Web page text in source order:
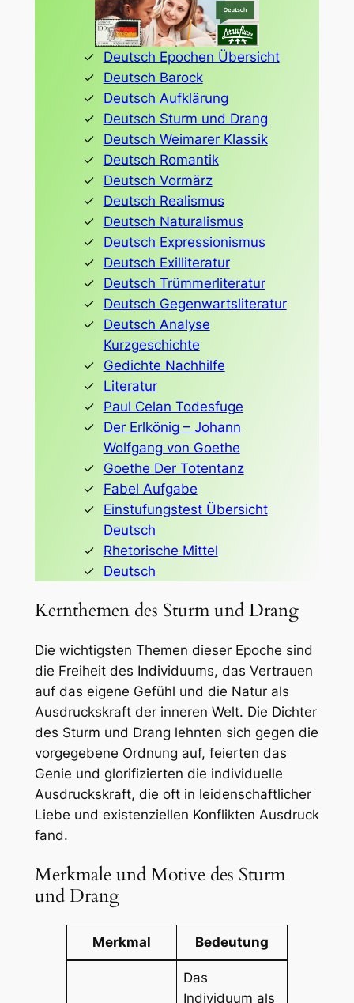
Deutsch Epochen Übersicht
Deutsch Barock
Deutsch Aufklärung
Deutsch Sturm und Drang
Deutsch Weimarer Klassik
Deutsch Romantik
Deutsch Vormärz
Deutsch Realismus
Deutsch Naturalismus
Deutsch Expressionismus
Deutsch Exilliteratur
Deutsch Trümmerliteratur
Deutsch Gegenwartsliteratur
Deutsch Analyse
Kurzgeschichte
Gedichte Nachhilfe
Literatur
Paul Celan Todesfuge
Der Erlkönig – Johann
Wolfgang von Goethe
Goethe Der Totentanz
Fabel Aufgabe
Einstufungstest Übersicht
Deutsch
Rhetorische Mittel
Deutsch
Kernthemen des Sturm und Drang
Die wichtigsten Themen dieser Epoche sind
die Freiheit des Individuums, das Vertrauen
auf das eigene Gefühl und die Natur als
Ausdruckskraft der inneren Welt. Die Dichter
des Sturm und Drang lehnten sich gegen die
vorgegebene Ordnung auf, feierten das
Genie und glorifizierten die individuelle
Ausdruckskraft, die oft in leidenschaftlicher
Liebe und existenziellen Konflikten Ausdruck
fand.
Merkmale und Motive des Sturm
und Drang
Merkmal Bedeutung
Das
Individuum als